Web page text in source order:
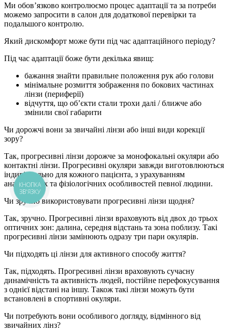
Ми обов’язково контролюємо процес адаптації та за потреби
можемо запросити в салон для додаткової перевірки та
подальшого контролю.
Який дискомфорт може бути під час адаптаційного періоду?
Під час адаптації боже бути декілька явищ:
бажання знайти правильне положення рук або голови
мінімальне розмиття зображення по бокових частинах
лінзи (периферії)
відчуття, що об’єкти стали трохи далі / ближче або
змінили свої габарити
Чи дорожчі вони за звичайні лінзи або інші види корекції
зору?
Так, прогресивні лінзи дорожче за монофокальні окуляри або
контактні лінзи. Прогресивні окуляри завжди виготовлюються
індивідуально для кожного пацієнта, з урахуванням
анатомічних та фізіологічних особливостей певної людини.
Чи зручно використовувати прогресивні лінзи щодня?
Так, зручно. Прогресивні лінзи враховують від двох до трьох
оптичних зон: далина, середня відстань та зона поблизу. Такі
прогресивні лінзи замінюють одразу три пари окулярів.
Чи підходять ці лінзи для активного способу життя?
Так, підходять. Прогресивні лінзи враховують сучасну
динамічність та активність людей, постійне перефокусування
з однієї відстані на іншу. Також такі лінзи можуть бути
встановлені в спортивні окуляри.
Чи потребують вони особливого догляду, відмінного від
звичайних лінз?
КНОПКА
ЗВ'ЯЗКУ